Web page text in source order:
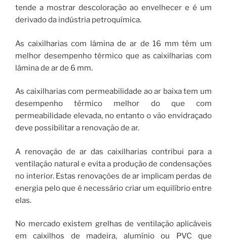
tende a mostrar descoloração ao envelhecer e é um
derivado da indústria petroquímica.
As caixilharias com lâmina de ar de 16 mm têm um
melhor desempenho térmico que as caixilharias com
lâmina de ar de 6 mm.
As caixilharias com permeabilidade ao ar baixa tem um
desempenho térmico melhor do que com
permeabilidade elevada, no entanto o vão envidraçado
deve possibilitar a renovação de ar.
A renovação de ar das caixilharias contribui para a
ventilação natural e evita a produção de condensações
no interior. Estas renovações de ar implicam perdas de
energia pelo que é necessário criar um equilíbrio entre
elas.
No mercado existem grelhas de ventilação aplicáveis
em caixilhos de madeira, alumínio ou PVC que